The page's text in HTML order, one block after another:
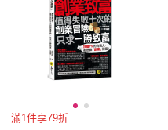
滿1件享79折